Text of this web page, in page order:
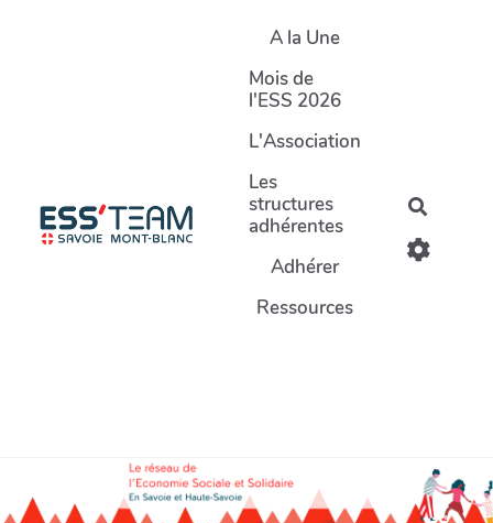
A la Une
Mois de
l'ESS 2026
L'Association
Les
structures
adhérentes
Adhérer
Ressources